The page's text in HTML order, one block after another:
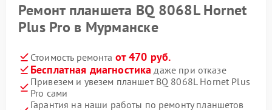
Ремонт планшета BQ 8068L Hornet
Plus Pro в Мурманске
Стоимость ремонта от 470 руб.
Бесплатная диагностика даже при отказе
Привезем и увезем планшет BQ 8068L Hornet Plus
Pro сами
Гарантия на наши работы по ремонту планшетов